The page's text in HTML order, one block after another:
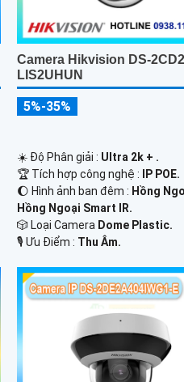
Camera Hikvision DS-
LIS2UHUN
5%-35%
☀️ Độ Phân giải : Ultra 2k + .
🏆 Tích hợp công nghệ :
IP POE.
🌔 Hình ảnh ban đêm : Hồng
Hồng Ngoại Smart IR.
🎲 Loại Camera Dome Plastic.
️🎙 Ưu Điểm : Thu Âm.